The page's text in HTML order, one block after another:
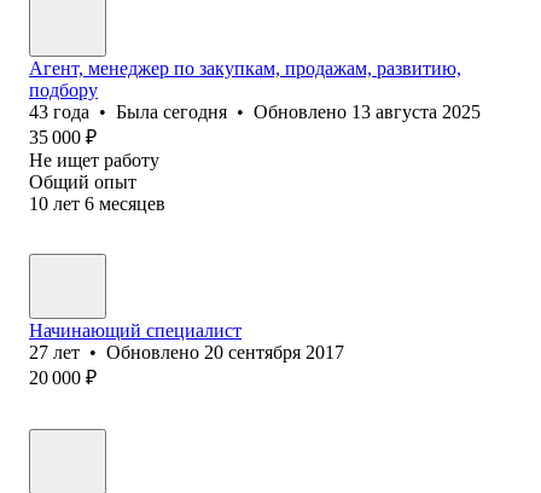
Агент, менеджер по закупкам, продажам, развитию,
подбору
43 года • Была сегодня • Обновлено 13 августа 2025
35 000 ₽
Не ищет работу
Общий опыт
10 лет 6 месяцев
Начинающий специалист
27 лет • Обновлено 20 сентября 2017
20 000 ₽